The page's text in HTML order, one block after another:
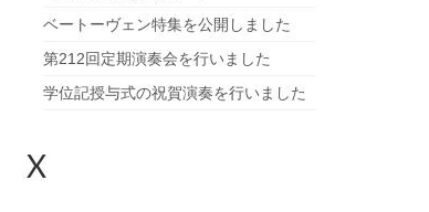
ベートーヴェン特集を公開しました
第212回定期演奏会を行いました
学位記授与式の祝賀演奏を行いました
X